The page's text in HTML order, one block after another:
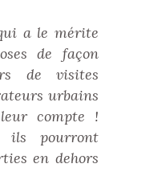
a le mérite
de façon
de visites
urbains
compte !
ils pourront
en dehors